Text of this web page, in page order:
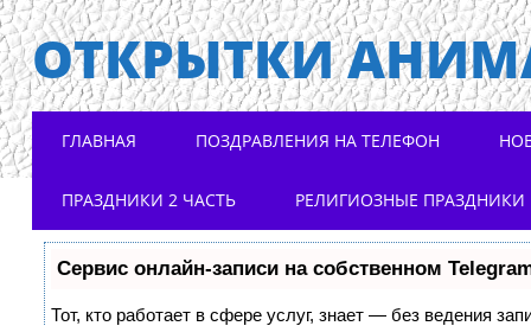
ОТКРЫТКИ
Main menu
ГЛАВНАЯ ПОЗДРАВЛЕНИЯ НА ТЕЛЕФОН
ПРАЗДНИКИ 2 ЧАСТЬ РЕЛИГИОЗНЫЕ ПРАЗДНИКИ
Сервис онлайн-записи на собственном
Тот, кто работает в сфере услуг, знает — без ведения